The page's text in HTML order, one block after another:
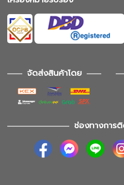
จัดส่งสินค้าโดย
ช่องทางการ